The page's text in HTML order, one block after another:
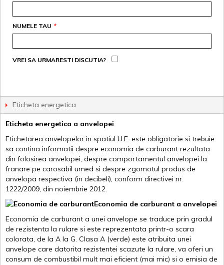
*
NUMELE TAU
VREI SA URMARESTI DISCUTIA?
Eticheta energetica
Eticheta energetica a anvelopei
Etichetarea anvelopelor in spatiul U.E. este obligatorie si trebuie
sa contina informatii despre economia de carburant rezultata
din folosirea anvelopei, despre comportamentul anvelopei la
franare pe carosabil umed si despre zgomotul produs de
anvelopa respectiva (in decibeli), conform directivei nr.
1222/2009, din noiembrie 2012.
Economia de carburant a anvelopei
Economia de carburant a unei anvelope se traduce prin gradul
de rezistenta la rulare si este reprezentata printr-o scara
colorata, de la A la G. Clasa A (verde) este atribuita unei
anvelope care datorita rezistentei scazute la rulare, va oferi un
consum de combustibil mult mai eficient (mai mic) si o emisia de